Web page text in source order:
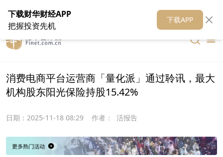
在线客服 关于我们 财华媒体矩阵 财华智库
消费电商平台运营商「量化派」通过聆讯，最大
机构股东阳光保险持股15.42%
日期： 2025-11-18 08:29 作者： 活报告
下载财华财经APP
把握投资先机
下载APP